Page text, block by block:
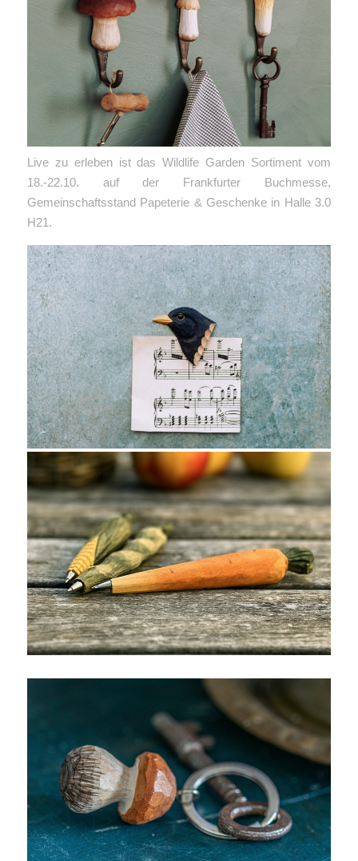
Live zu erleben ist das Wildlife Garden Sortiment vom
18.-22.10. auf der Frankfurter Buchmesse,
Gemeinschaftsstand Papeterie & Geschenke in Halle 3.0
H21.